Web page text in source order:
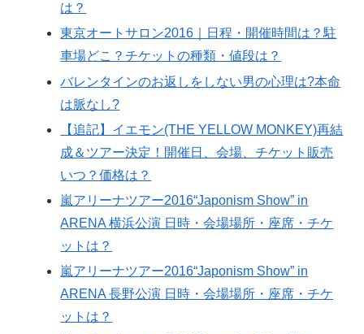
は？
東京オートサロン2016｜日程・開催時間は？駐
車場どこ？チケットの種類・値段は？
バレンタインのお返しをしない男の心理は?本命
は脈なし?
【追記】イエモン(THE YELLOW MONKEY)再結
成＆ツアー決定！開催日、会場、チケット販売
いつ？価格は？
嵐アリーナツアー2016“Japonism Show” in
ARENA 横浜公演 日時・会場場所・座席・チケ
ットは？
嵐アリーナツアー2016“Japonism Show” in
ARENA 長野公演 日時・会場場所・座席・チケ
ットは？